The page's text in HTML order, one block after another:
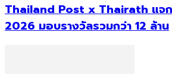
Thailand Post x Thairath แจก
2026 มอบรางวัลรวมกว่า 12 ล้าน